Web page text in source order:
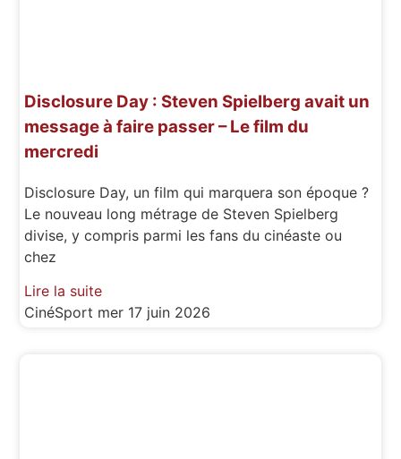
Disclosure Day : Steven Spielberg avait un
message à faire passer – Le film du
mercredi
Disclosure Day, un film qui marquera son époque ?
Le nouveau long métrage de Steven Spielberg
divise, y compris parmi les fans du cinéaste ou
chez
Lire la suite
CinéSport mer 17 juin 2026